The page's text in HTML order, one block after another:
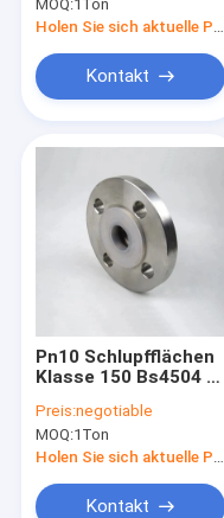
MOQ:1Ton
Kontakt
Pn10 Schlupfflächen
Klasse 150 Bs4504 Pl
Preis:negotiable
MOQ:1Ton
Holen Sie sich aktuelle Preis
Kontakt